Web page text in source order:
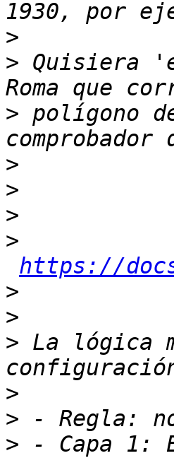
>
> Quisiera
> polígono
>
>
>
>
https://
>
>
> La lógica
>
>
> - Capa 1: